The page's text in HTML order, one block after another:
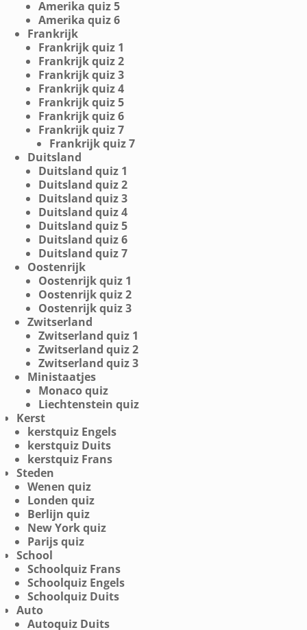
Amerika quiz 5
Amerika quiz 6
Frankrijk
Frankrijk quiz 1
Frankrijk quiz 2
Frankrijk quiz 3
Frankrijk quiz 4
Frankrijk quiz 5
Frankrijk quiz 6
Frankrijk quiz 7
Frankrijk quiz 7
Duitsland
Duitsland quiz 1
Duitsland quiz 2
Duitsland quiz 3
Duitsland quiz 4
Duitsland quiz 5
Duitsland quiz 6
Duitsland quiz 7
Oostenrijk
Oostenrijk quiz 1
Oostenrijk quiz 2
Oostenrijk quiz 3
Zwitserland
Zwitserland quiz 1
Zwitserland quiz 2
Zwitserland quiz 3
Ministaatjes
Monaco quiz
Liechtenstein quiz
Kerst
kerstquiz Engels
kerstquiz Duits
kerstquiz Frans
Steden
Wenen quiz
Londen quiz
Berlijn quiz
New York quiz
Parijs quiz
School
Schoolquiz Frans
Schoolquiz Engels
Schoolquiz Duits
Auto
Autoquiz Duits